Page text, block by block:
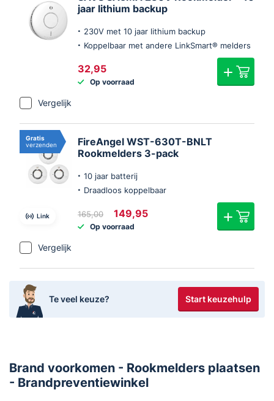
jaar lithium backup
230V met 10 jaar lithium backup
Koppelbaar met andere LinkSmart® melders
32,95
Op voorraad
Vergelijk
Link
Gratis
verzenden
FireAngel WST-630T-BNLT
Rookmelders 3-pack
10 jaar batterij
Draadloos koppelbaar
165,00
Oorspronkelijke
prijs
was:
149,95
Op voorraad
Vergelijk
Te veel keuze? Start keuzehulp
Brand voorkomen - Rookmelders plaatsen
- Brandpreventiewinkel